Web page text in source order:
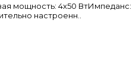
мощность: 4х50 ВтИмпеданс:
настроенн..